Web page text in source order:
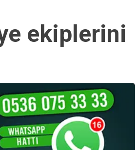
ekiplerini